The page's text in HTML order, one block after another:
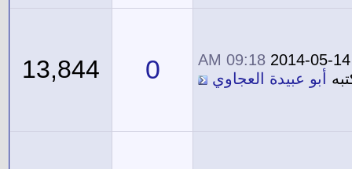
2014-05-14
09:18 AM
أبو عبيدة العجاوي 0
13,844